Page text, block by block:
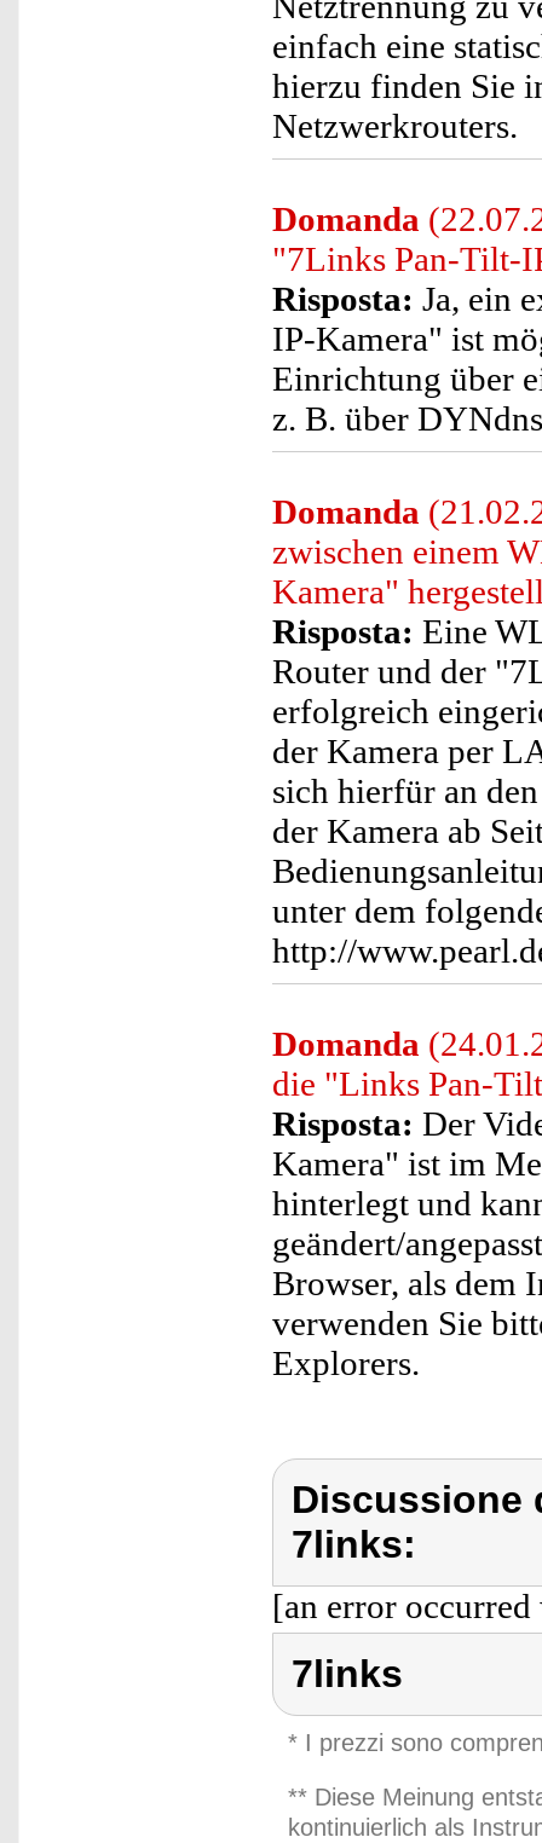
einfach eine
hierzu finden Sie
Netzwerkrouters.
Domanda
"7Links Pan-Tilt-
Risposta: Ja, ein
IP-Kamera" ist
Einrichtung über
z. B. über
Domanda
zwischen einem
Kamera"
Risposta: Eine
Router und der
erfolgreich
der Kamera per
sich hierfür an
der Kamera ab
unter dem
http://
Domanda
die "Links Pan-
Risposta: Der
Kamera" ist im
hinterlegt und
geändert/
Browser, als dem
verwenden Sie
Explorers.
Discussione
7links:
[an error
7links
* I prezzi sono
** Diese Meinung
kontinuierlich als